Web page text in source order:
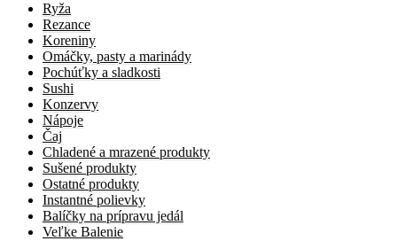
Ryža
Rezance
Koreniny
Omáčky, pasty a marinády
Pochúťky a sladkosti
Sushi
Konzervy
Nápoje
Čaj
Chladené a mrazené produkty
Sušené produkty
Ostatné produkty
Instantné polievky
Balíčky na prípravu jedál
Veľke Balenie